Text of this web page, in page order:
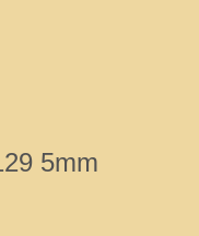
5mm